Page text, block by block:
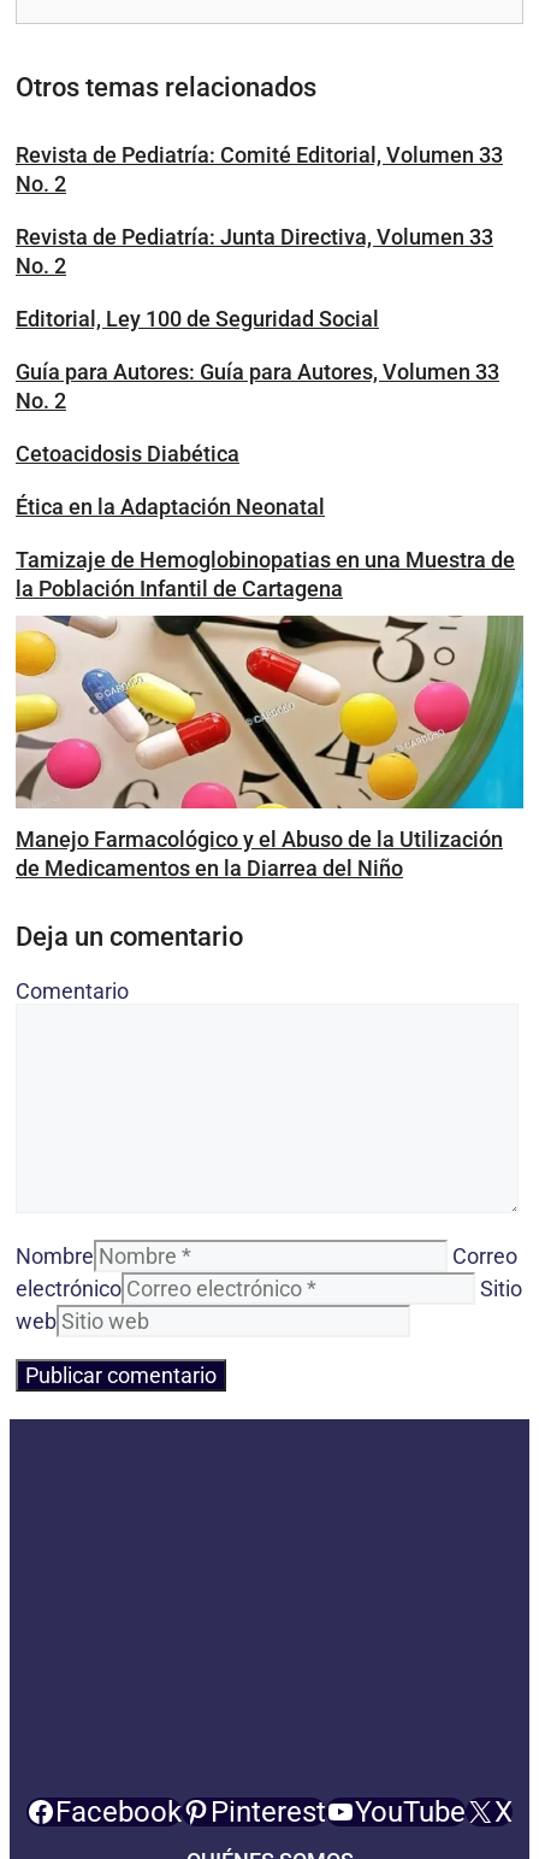
Otros temas relacionados
Revista de Pediatría: Comité Editorial, Volumen 33
No. 2
Revista de Pediatría: Junta Directiva, Volumen 33
No. 2
Editorial, Ley 100 de Seguridad Social
Guía para Autores: Guía para Autores, Volumen 33
No. 2
Cetoacidosis Diabética
Ética en la Adaptación Neonatal
Tamizaje de Hemoglobinopatias en una Muestra de
la Población Infantil de Cartagena
Manejo Farmacológico y el Abuso de la Utilización
de Medicamentos en la Diarrea del Niño
Deja un comentario
Comentario
Nombre
Correo
electrónico
Sitio
web
Facebook Pinterest YouTube X